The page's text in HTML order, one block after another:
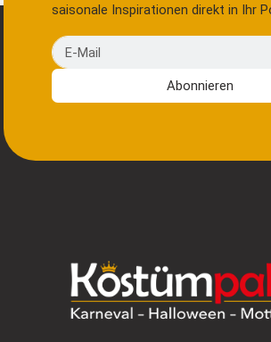
saisonale Inspirationen direkt in Ihr
E-Mail
Abonnieren